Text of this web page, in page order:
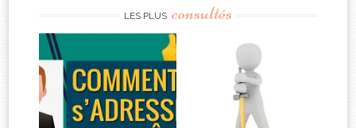
LES PLUS consultés